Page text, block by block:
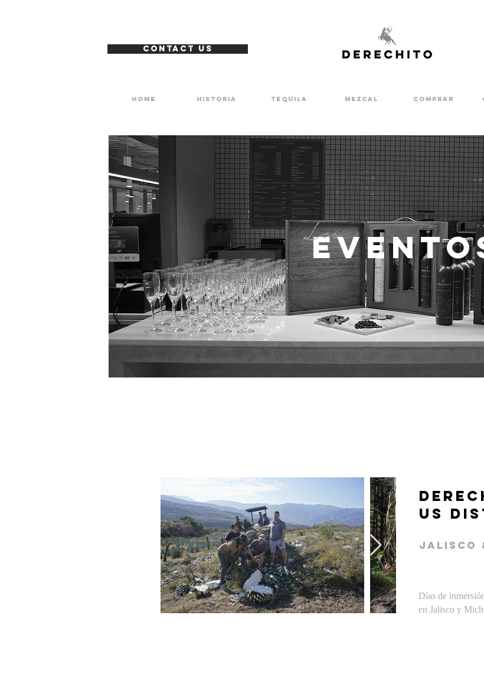
CONTACT US
Home Historia Tequila Mezcal Comprar
Los
us
jalisco
Días de
en Jalisco y